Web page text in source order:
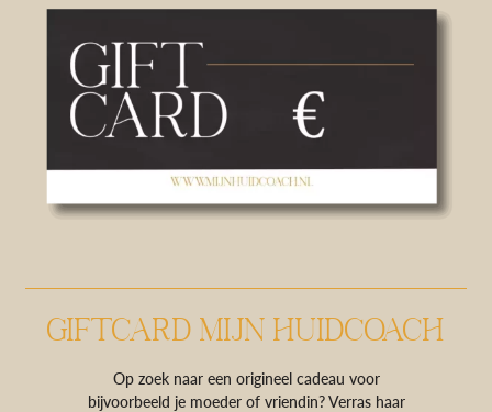
GIFTCARD MIJN HUIDCOACH
Op zoek naar een origineel cadeau voor
bijvoorbeeld je moeder of vriendin? Verras haar